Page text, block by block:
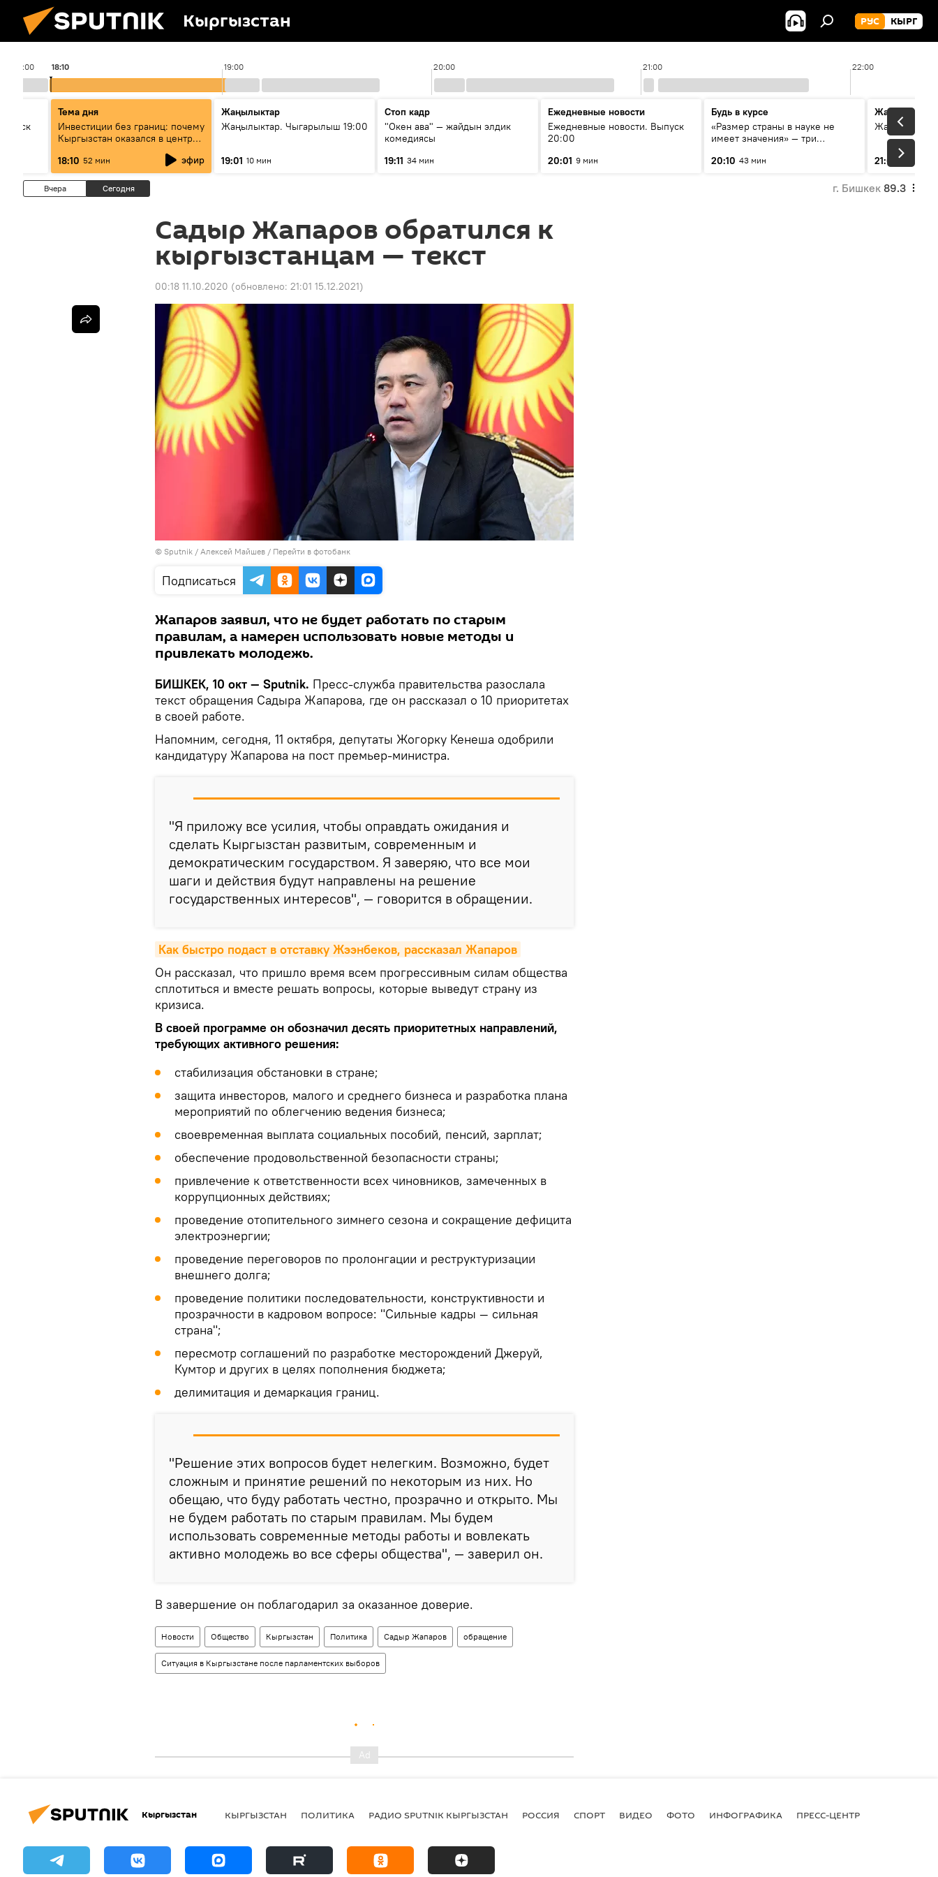
Кыргызстан РУС КЫРГ
18:00 19:00 20:00 21:00 22:00
18:10
Тема дня
Инвестиции без границ: почему
Кыргызстан оказался в центре
18:10 52 мин эфир
Жаңылыктар
Жаңылыктар. Чыгарылыш 19:00
19:01 10 мин
Стоп кадр
"Окен ава" — жайдын элдик
комедиясы
19:11 34 мин
Ежедневные новости
Ежедневные новости. Выпуск
20:00
20:01 9 мин
Будь в курсе
«Размер страны в науке не
имеет значения» — три
России и Кыргызстана в
20:10 43 мин
Жаңылыктар
21:01 3 мин
Вчера Сегодня г. Бишкек 89.3
Садыр Жапаров обратился к
кыргызстанцам — текст
00:18 11.10.2020 (обновлено: 21:01 15.12.2021)
© Sputnik / Алексей Майшев / Перейти в фотобанк
Подписаться
Жапаров заявил, что не будет работать по старым
правилам, а намерен использовать новые методы и
привлекать молодежь.
БИШКЕК, 10 окт — Sputnik. Пресс-служба правительства разослала
текст обращения Садыра Жапарова, где он рассказал о 10 приоритетах
в своей работе.
Напомним, сегодня, 11 октября, депутаты Жогорку Кенеша одобрили
кандидатуру Жапарова на пост премьер-министра.
"Я приложу все усилия, чтобы оправдать ожидания и
сделать Кыргызстан развитым, современным и
демократическим государством. Я заверяю, что все мои
шаги и действия будут направлены на решение
государственных интересов", — говорится в обращении.
Как быстро подаст в отставку Жээнбеков, рассказал Жапаров
Он рассказал, что пришло время всем прогрессивным силам общества
сплотиться и вместе решать вопросы, которые выведут страну из
кризиса.
В своей программе он обозначил десять приоритетных направлений,
требующих активного решения:
стабилизация обстановки в стране;
защита инвесторов, малого и среднего бизнеса и разработка плана
мероприятий по облегчению ведения бизнеса;
своевременная выплата социальных пособий, пенсий, зарплат;
обеспечение продовольственной безопасности страны;
привлечение к ответственности всех чиновников, замеченных в
коррупционных действиях;
проведение отопительного зимнего сезона и сокращение дефицита
электроэнергии;
проведение переговоров по пролонгации и реструктуризации
внешнего долга;
проведение политики последовательности, конструктивности и
прозрачности в кадровом вопросе: "Сильные кадры — сильная
страна";
пересмотр соглашений по разработке месторождений Джеруй,
Кумтор и других в целях пополнения бюджета;
делимитация и демаркация границ.
"Решение этих вопросов будет нелегким. Возможно, будет
сложным и принятие решений по некоторым из них. Но
обещаю, что буду работать честно, прозрачно и открыто. Мы
не будем работать по старым правилам. Мы будем
использовать современные методы работы и вовлекать
активно молодежь во все сферы общества", — заверил он.
В завершение он поблагодарил за оказанное доверие.
Новости Общество Кыргызстан Политика Садыр Жапаров обращение
Ситуация в Кыргызстане после парламентских выборов
Кыргызстан КЫРГЫЗСТАН ПОЛИТИКА РАДИО SPUTNIK КЫРГЫЗСТАН РОССИЯ СПОРТ ВИДЕО ФОТО ИНФОГРАФИКА ПРЕСС-ЦЕНТР